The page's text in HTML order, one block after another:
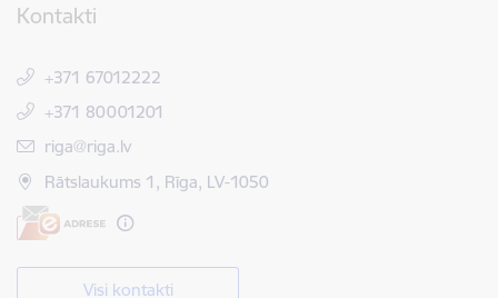
Kontakti
+371 67012222
+371 80001201
E-pasts:
riga@riga.lv
Rātslaukums 1, Rīga, LV-1050
Visi kontakti